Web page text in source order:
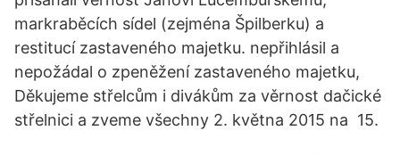
markraběcích sídel (zejména Špilberku) a
restitucí zastaveného majetku. nepřihlásil a
nepožádal o zpeněžení zastaveného majetku,
Děkujeme střelcům i divákům za věrnost dačické
střelnici a zveme všechny 2. května 2015 na 15.